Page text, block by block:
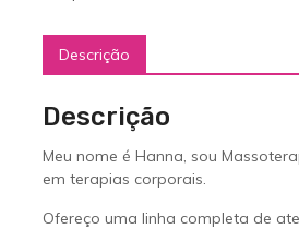
Descrição
Descrição
Meu nome é Hanna, sou
em terapias corporais.
Ofereço uma linha completa de